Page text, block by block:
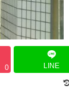
0 LINE